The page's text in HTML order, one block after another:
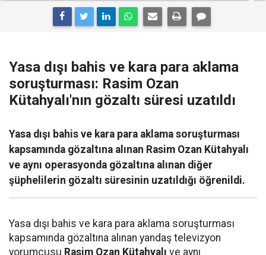
Yasa dışı bahis ve kara para aklama
soruşturması: Rasim Ozan
Kütahyalı'nın gözaltı süresi uzatıldı
Yasa dışı bahis ve kara para aklama soruşturması
kapsamında gözaltına alınan Rasim Ozan Kütahyalı
ve aynı operasyonda gözaltına alınan diğer
şüphelilerin gözaltı süresinin uzatıldığı öğrenildi.
Yasa dışı bahis ve kara para aklama soruşturması
kapsamında gözaltına alınan yandaş televizyon
yorumcusu Rasim Ozan Kütahyalı ve aynı